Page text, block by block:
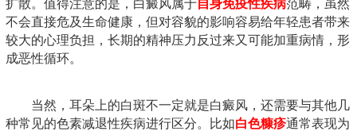
扩散。值得注意的是，白癜风属于自身免疫性疾病范畴，虽然
不会直接危及生命健康，但对容貌的影响容易给年轻患者带来
较大的心理负担，长期的精神压力反过来又可能加重病情，形
成恶性循环。
当然，耳朵上的白斑不一定就是白癜风，还需要与其他几
种常见的色素减退性疾病进行区分。比如白色糠疹通常表现为